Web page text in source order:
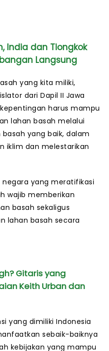
India dan Tiongkok
Langsung
yang kita miliki,
dari Dapil II Jawa
harus mampu
lahan basah melalui
yang baik, dalam
iklim dan melestarikan
negara yang meratifikasi
wajib memberikan
basah sekaligus
lahan basah secara
Gitaris yang
Keith Urban dan
yang dimiliki Indonesia
sebaik-baiknya
kebijakan yang mampu